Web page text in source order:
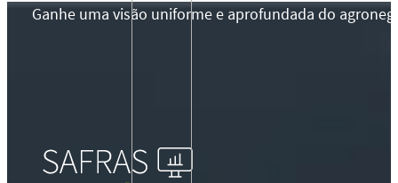
Ganhe uma visão uniforme e aprofundada do